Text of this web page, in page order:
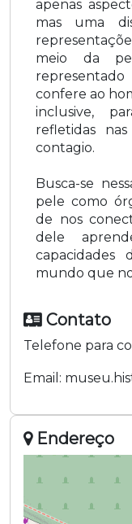
apenas
mas uma
meio da
confere ao
inclusive,
refletidas
contagio.
Busca-se
pele como
de nos
dele
mundo que
Contato
Telefone para
Email:
Endereço